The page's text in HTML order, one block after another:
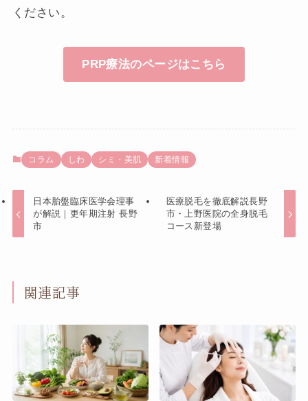
ください。
PRP療法のページはこちら
コラム しわ シミ・美肌 新着情報
日本胎盤臨床医学会理事
が解説｜更年期注射 長野
市
医療脱毛を徹底解説長野
市・上野医院の全身脱毛
コース新登場
関連記事